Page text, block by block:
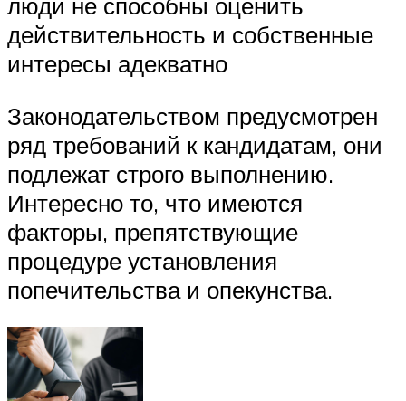
действительность и собственные
интересы адекватно
Законодательством предусмотрен
ряд требований к кандидатам, они
подлежат строго выполнению.
Интересно то, что имеются
факторы, препятствующие
процедуре установления
попечительства и опекунства.